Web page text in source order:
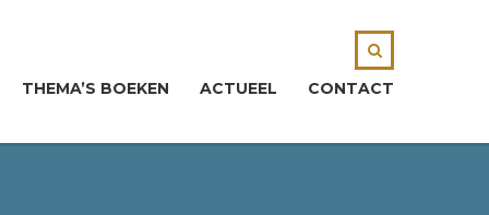
THEMA’S BOEKEN ACTUEEL CONTACT